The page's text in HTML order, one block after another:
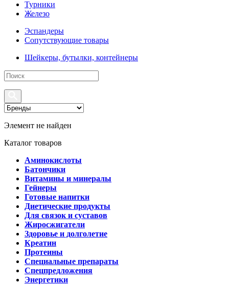
Турники
Железо
Эспандеры
Сопутствующие товары
Шейкеры, бутылки, контейнеры
Элемент не найден
Каталог товаров
Аминокислоты
Батончики
Витамины и минералы
Гейнеры
Готовые напитки
Диетические продукты
Для связок и суставов
Жиросжигатели
Здоровье и долголетие
Креатин
Протеины
Специальные препараты
Спецпредложения
Энергетики